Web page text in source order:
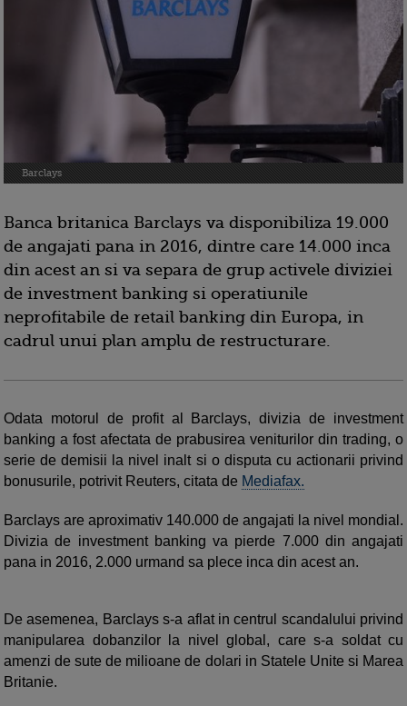
Barclays
Banca britanica Barclays va disponibiliza 19.000
de angajati pana in 2016, dintre care 14.000 inca
din acest an si va separa de grup activele diviziei
de investment banking si operatiunile
neprofitabile de retail banking din Europa, in
cadrul unui plan amplu de restructurare.
Odata motorul de profit al Barclays, divizia de investment
banking a fost afectata de prabusirea veniturilor din trading, o
serie de demisii la nivel inalt si o disputa cu actionarii privind
bonusurile, potrivit Reuters, citata de Mediafax.
Barclays are aproximativ 140.000 de angajati la nivel mondial.
Divizia de investment banking va pierde 7.000 din angajati
pana in 2016, 2.000 urmand sa plece inca din acest an.
De asemenea, Barclays s-a aflat in centrul scandalului privind
manipularea dobanzilor la nivel global, care s-a soldat cu
amenzi de sute de milioane de dolari in Statele Unite si Marea
Britanie.